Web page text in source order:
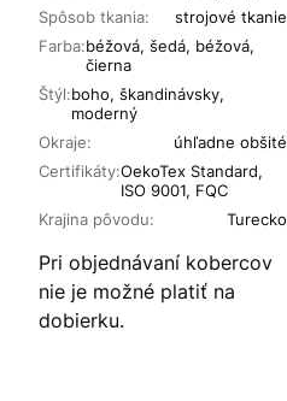
Spôsob tkania:
strojové tkanie
Okraje: úhľadne obšité
Farba:béžová, šedá, béžová,
čierna
Krajina pôvodu: Turecko
Certifikáty:OekoTex Standard,
ISO 9001, FQC
Štýl:boho, škandinávsky,
moderný
Pri objednávaní kobercov
nie je možné platiť na
dobierku.